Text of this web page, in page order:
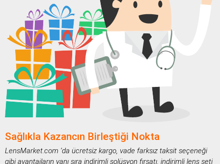
Sağlıkla Kazancın Birleştiği Nokta
LensMarket.com ‘da ücretsiz kargo, vade farksız taksit seçeneği
gibi avantajların yanı sıra indirimli solüsyon fırsatı, indirimli lens seti